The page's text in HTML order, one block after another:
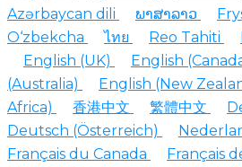
Azərbaycan dili
ພາສາລາວ
O‘zbekcha
ไทย Reo Tahiti
English (UK)
English
(Australia)
English (New
Africa)
香港中文 繁體中文
Deutsch (Österreich)
Français du Canada
Français